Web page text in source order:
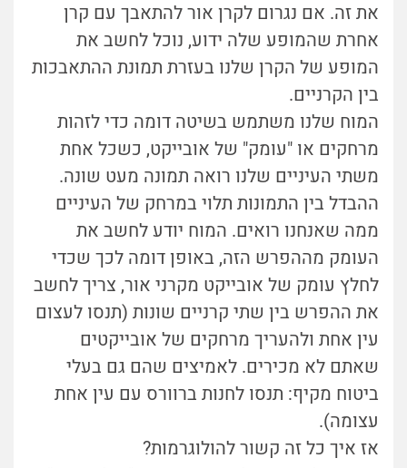
את זה. אם נגרום לקרן אור להתאבך עם קרן
אחרת שהמופע שלה ידוע, נוכל לחשב את
המופע של הקרן שלנו בעזרת תמונת ההתאבכות
בין הקרניים.
המוח שלנו משתמש בשיטה דומה כדי לזהות
מרחקים או "עומק" של אובייקט, כשכל אחת
משתי העיניים שלנו רואה תמונה מעט שונה.
ההבדל בין התמונות תלוי במרחק של העיניים
ממה שאנחנו רואים. המוח יודע לחשב את
העומק מההפרש הזה, באופן דומה לכך שכדי
לחלץ עומק של אובייקט מקרני אור, צריך לחשב
את ההפרש בין שתי קרניים שונות (תנסו לעצום
עין אחת ולהעריך מרחקים של אובייקטים
שאתם לא מכירים. לאמיצים שהם גם בעלי
ביטוח מקיף: תנסו לחנות ברוורס עם עין אחת
עצומה).
אז איך כל זה קשור להולוגרמות?